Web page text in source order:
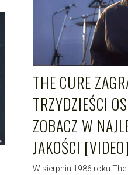
THE CURE
TRZYDZIEŚCI
ZOBACZ W
JAKOŚCI [VIDEO]
W sierpniu 1986 roku